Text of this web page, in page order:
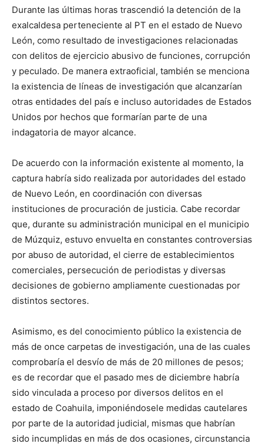
Durante las últimas horas trascendió la detención de la
exalcaldesa perteneciente al PT en el estado de Nuevo
León, como resultado de investigaciones relacionadas
con delitos de ejercicio abusivo de funciones, corrupción
y peculado. De manera extraoficial, también se menciona
la existencia de líneas de investigación que alcanzarían
otras entidades del país e incluso autoridades de Estados
Unidos por hechos que formarían parte de una
indagatoria de mayor alcance.
De acuerdo con la información existente al momento, la
captura habría sido realizada por autoridades del estado
de Nuevo León, en coordinación con diversas
instituciones de procuración de justicia. Cabe recordar
que, durante su administración municipal en el municipio
de Múzquiz, estuvo envuelta en constantes controversias
por abuso de autoridad, el cierre de establecimientos
comerciales, persecución de periodistas y diversas
decisiones de gobierno ampliamente cuestionadas por
distintos sectores.
Asimismo, es del conocimiento público la existencia de
más de once carpetas de investigación, una de las cuales
comprobaría el desvío de más de 20 millones de pesos;
es de recordar que el pasado mes de diciembre habría
sido vinculada a proceso por diversos delitos en el
estado de Coahuila, imponiéndosele medidas cautelares
por parte de la autoridad judicial, mismas que habrían
sido incumplidas en más de dos ocasiones, circunstancia